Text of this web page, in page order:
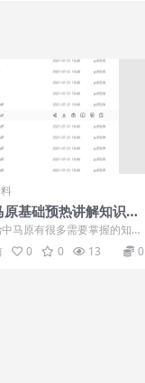
基础预热讲解知识点
点分析整理讲义视频
马原有很多需要掌握的知识
要死记硬背，一定要弄清楚
思...
0 0 13 0